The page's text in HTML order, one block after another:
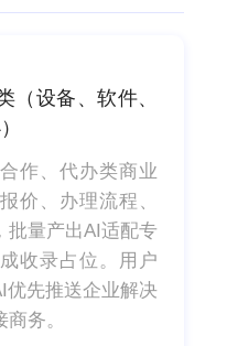
（设备、软件、
作、代办类商业
价、办理流程、
批量产出AI适配专
收录占位。用户
优先推送企业解决
务。